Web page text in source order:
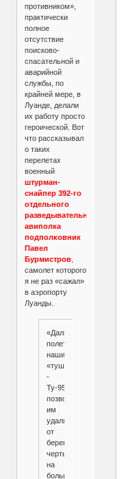
противником»,
практически
полное
отсутствие
поисково-
спасательной и
аварийной
службы, по
крайней мере, в
Луанде, делали
их работу просто
героической. Вот
что рассказывал
о таких
перелетах
военный
штурман-
снайпер 392-го
отдельного
разведывательного
авиполка
подполковник
Павел
Бурмистров,
самолет которого
я не раз «сажал»
в аэропорту
Луанды.
«Дальность
полета
наших
«тушек»
-
Ту-95РЦ
позволяла
им
удаляться
от
береговой
черты
на
большие